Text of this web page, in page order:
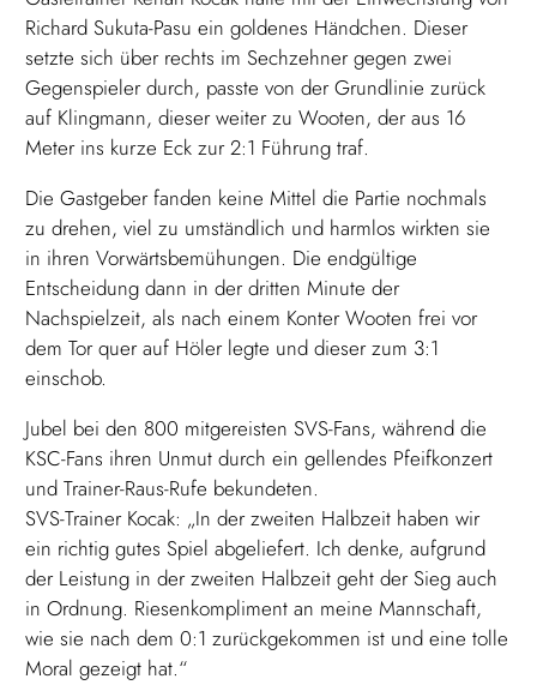
Richard Sukuta-Pasu ein goldenes Händchen. Dieser
setzte sich über rechts im Sechzehner gegen zwei
Gegenspieler durch, passte von der Grundlinie zurück
auf Klingmann, dieser weiter zu Wooten, der aus 16
Meter ins kurze Eck zur 2:1 Führung traf.
Die Gastgeber fanden keine Mittel die Partie nochmals
zu drehen, viel zu umständlich und harmlos wirkten sie
in ihren Vorwärtsbemühungen. Die endgültige
Entscheidung dann in der dritten Minute der
Nachspielzeit, als nach einem Konter Wooten frei vor
dem Tor quer auf Höler legte und dieser zum 3:1
einschob.
Jubel bei den 800 mitgereisten SVS-Fans, während die
KSC-Fans ihren Unmut durch ein gellendes Pfeifkonzert
und Trainer-Raus-Rufe bekundeten.
SVS-Trainer Kocak: „In der zweiten Halbzeit haben wir
ein richtig gutes Spiel abgeliefert. Ich denke, aufgrund
der Leistung in der zweiten Halbzeit geht der Sieg auch
in Ordnung. Riesenkompliment an meine Mannschaft,
wie sie nach dem 0:1 zurückgekommen ist und eine tolle
Moral gezeigt hat.“